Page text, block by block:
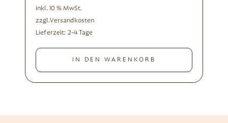
inkl. 10 % MwSt.
zzgl.Versandkosten
Lieferzeit: 2-4 Tage
IN DEN WARENKORB